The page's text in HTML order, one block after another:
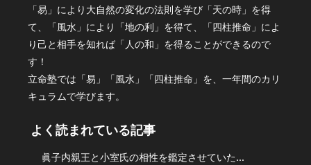
「易」により大自然の変化の法則を学び「天の時」を得
て、「風水」により「地の利」を得て、「四柱推命」によ
り己と相手を知れば「人の和」を得ることができるので
す！
立命塾では「易」「風水」「四柱推命」を、一年間のカリ
キュラムで学びます。
よく読まれている記事
眞子内親王と小室氏の相性を鑑定させていた...